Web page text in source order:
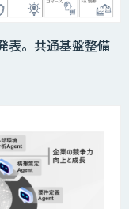
表。共通基盤整備